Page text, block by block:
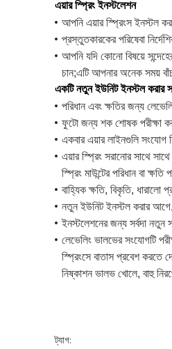
এয়ার স্প্রিং ইনস্টলেশন
আপনি এয়ার স্প্রিংস ইনস্টল
প্রস্তুতকারকের পরিষেবা
আপনি যদি কোনো বিষয়ে
চান;এটি আপনার অনেক সময়
একটি নতুন ইউনিট ইনস্টল করার
পরিধান এবং ক্ষতির জন্য
ফুটো জন্য শক শোষক পরীক্ষা
একবার এয়ার লাইনগুলি সংযোগ
এয়ার স্প্রিং সরানোর সাথে
স্প্রিং মাউন্টের পরিধান বা
বাহ্যিক ক্ষতি, বিকৃতি, ধারালো
নতুন ইউনিট ইনস্টল করার আগে,
ইনস্টলেশনের জন্য সর্বদা নতুন
লেভেলিং ভালভের সংযোগটি
স্প্রিংসে বাতাস প্রবেশ করতে
নিষ্কাশন ভালভ খোলে, বাহু
ট্যাগ: